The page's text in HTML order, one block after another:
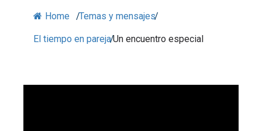
Home /Temas y mensajes/
El tiempo en pareja/Un encuentro especial